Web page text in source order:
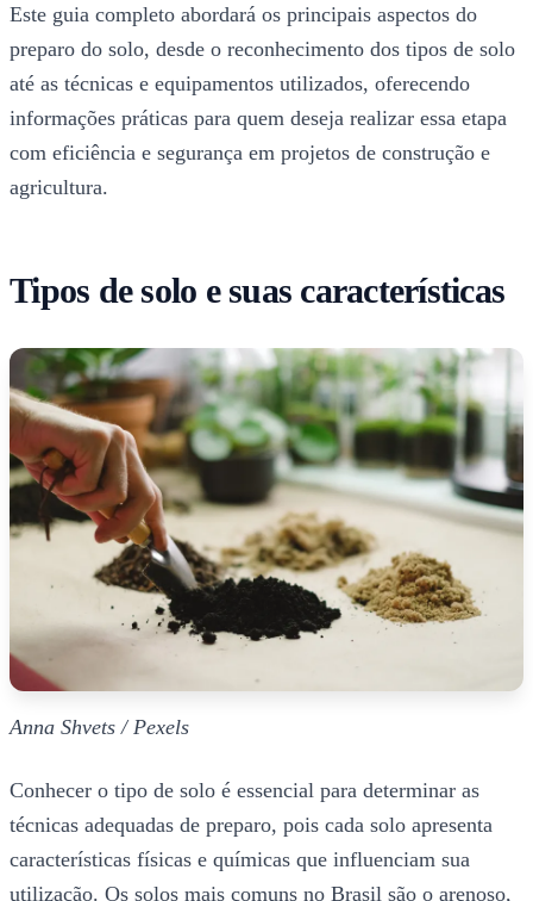
Este guia completo abordará os principais aspectos do
preparo do solo, desde o reconhecimento dos tipos de solo
até as técnicas e equipamentos utilizados, oferecendo
informações práticas para quem deseja realizar essa etapa
com eficiência e segurança em projetos de construção e
agricultura.
Tipos de solo e suas características
Anna Shvets / Pexels
Conhecer o tipo de solo é essencial para determinar as
técnicas adequadas de preparo, pois cada solo apresenta
características físicas e químicas que influenciam sua
utilização. Os solos mais comuns no Brasil são o arenoso,